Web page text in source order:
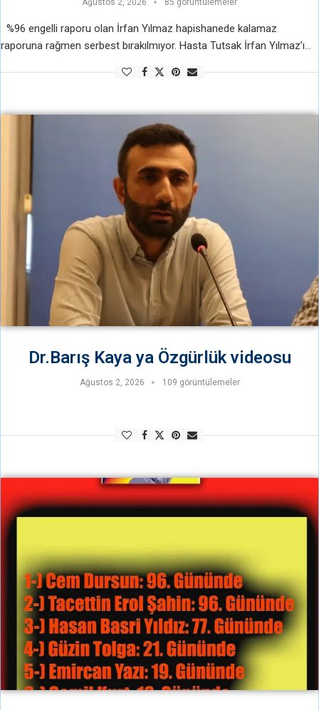
Ağustos 2, 2026 85 görüntülemeler
%96 engelli raporu olan İrfan Yılmaz hapishanede kalamaz
raporuna rağmen serbest bırakılmıyor. Hasta Tutsak İrfan Yılmaz’ı
raporunu dahi hiçe sayıyorlar. Zafere Kadar …
Dr.Barış Kaya ya Özgürlük videosu
Ağustos 2, 2026 109 görüntülemeler